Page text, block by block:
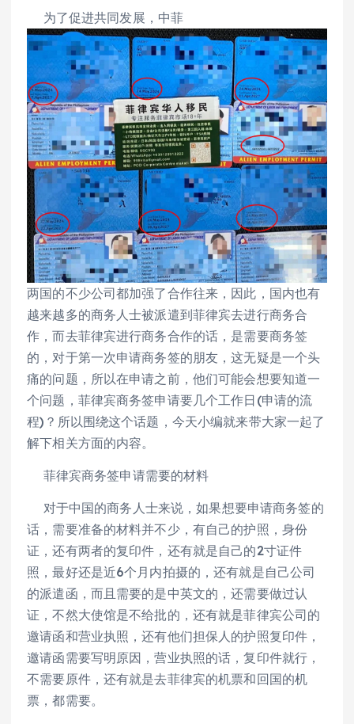
为了促进共同发展，中菲
两国的不少公司都加强了合作往来，因此，国内也有
越来越多的商务人士被派遣到菲律宾去进行商务合
作，而去菲律宾进行商务合作的话，是需要商务签
的，对于第一次申请商务签的朋友，这无疑是一个头
痛的问题，所以在申请之前，他们可能会想要知道一
个问题，菲律宾商务签申请要几个工作日(申请的流
程)？所以围绕这个话题，今天小编就来带大家一起了
解下相关方面的内容。
菲律宾商务签申请需要的材料
对于中国的商务人士来说，如果想要申请商务签的
话，需要准备的材料并不少，有自己的护照，身份
证，还有两者的复印件，还有就是自己的2寸证件
照，最好还是近6个月内拍摄的，还有就是自己公司
的派遣函，而且需要的是中英文的，还需要做过认
证，不然大使馆是不给批的，还有就是菲律宾公司的
邀请函和营业执照，还有他们担保人的护照复印件，
邀请函需要写明原因，营业执照的话，复印件就行，
不需要原件，还有就是去菲律宾的机票和回国的机
票，都需要。